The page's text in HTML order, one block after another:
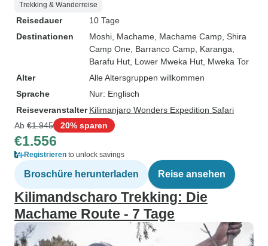
Trekking & Wanderreise
Reisedauer
10 Tage
Destinationen
Moshi , Machame , Machame Camp , Shira
Camp One , Barranco Camp , Karanga
Barafu Hut , Lower Mweka Hut , Mweka Tor
Alter
Alle Altersgruppen willkommen
Sprache
Nur: Englisch
Reiseveranstalter Kilimanjaro Wonders Expedition Safari
Ab €1.945 20% sparen
€1.556
Registrieren to unlock savings
Broschüre herunterladen Reise ansehen
Kilimandscharo Trekking: Die
Machame Route - 7 Tage